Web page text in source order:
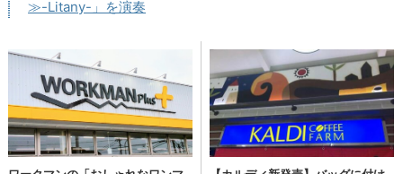
≫-Litany-」を演奏